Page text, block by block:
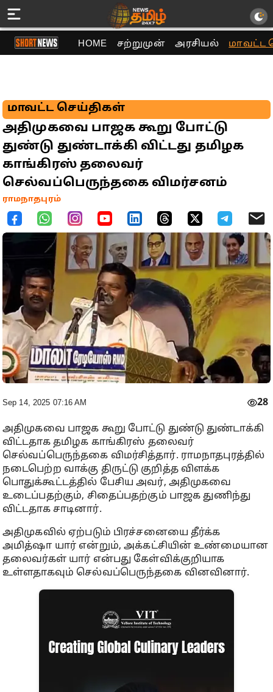
HOME சற்றுமுன் அரசியல் மாவட்ட
மாவட்ட செய்திகள்
அதிமுகவை பாஜக கூறு போட்டு
துண்டு துண்டாக்கி விட்டது தமிழக
காங்கிரஸ் தலைவர்
செல்வப்பெருந்தகை விமர்சனம்
ராமநாதபுரம்
Sep 14, 2025 07:16 AM 28
அதிமுகவை பாஜக கூறு போட்டு துண்டு துண்டாக்கி
விட்டதாக தமிழக காங்கிரஸ் தலைவர்
செல்வப்பெருந்தகை விமர்சித்தார். ராமநாதபுரத்தில்
நடைபெற்ற வாக்கு திருட்டு குறித்த விளக்க
பொதுக்கூட்டத்தில் பேசிய அவர், அதிமுகவை
உடைப்பதற்கும், சிதைப்பதற்கும் பாஜக துணிந்து
விட்டதாக சாடினார்.
அதிமுகவில் ஏற்படும் பிரச்சனையை தீர்க்க
அமித்ஷா யார் என்றும், அக்கட்சியின் உண்மையான
தலைவர்கள் யார் என்பது கேள்விக்குறியாக
உள்ளதாகவும் செல்வப்பெருந்தகை வினவினார்.